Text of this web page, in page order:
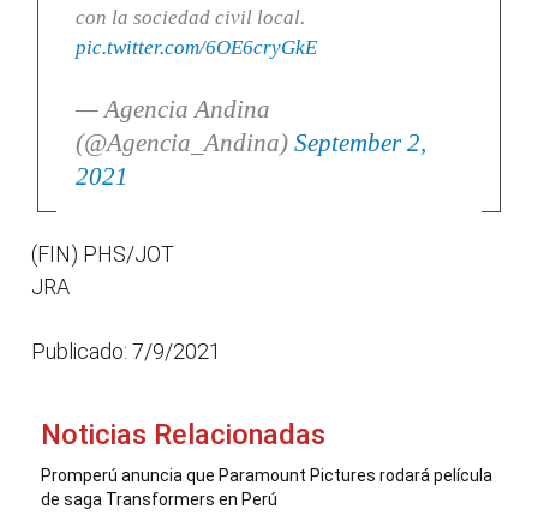
con la sociedad civil local.
pic.twitter.com/6OE6cryGkE
— Agencia Andina
(@Agencia_Andina) September 2,
2021
(FIN) PHS/JOT
JRA
Publicado: 7/9/2021
Noticias Relacionadas
Promperú anuncia que Paramount Pictures rodará película
de saga Transformers en Perú